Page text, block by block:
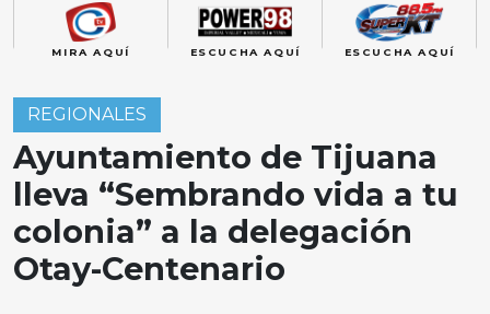
MIRA AQUÍ ESCUCHA AQUÍ ESCUCHA AQUÍ
REGIONALES
Ayuntamiento de Tijuana
lleva “Sembrando vida a tu
colonia” a la delegación
Otay-Centenario